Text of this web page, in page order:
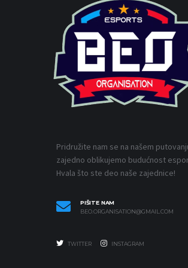
Pridružite nam se na našem
zajedno oblikujemo budućnost
Hvala što ste deo naše zajednice!
PIŠITE NAM
BEO.ORGANISATION@GMAIL.COM
TWITTER INSTAGRAM